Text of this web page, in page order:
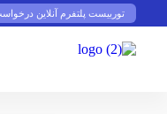
توربیست پلتفرم آنلاین